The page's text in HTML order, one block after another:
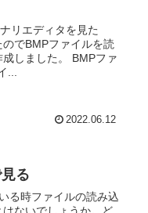
リエディタを見た
でBMPファイルを読
しました。 BMPファ
...
2022.06.12
る
る時ファイルの読み込
ないでしょうか。ど